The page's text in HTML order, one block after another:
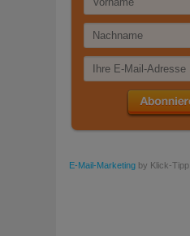
E-Mail-Marketing by Klick-Tipp